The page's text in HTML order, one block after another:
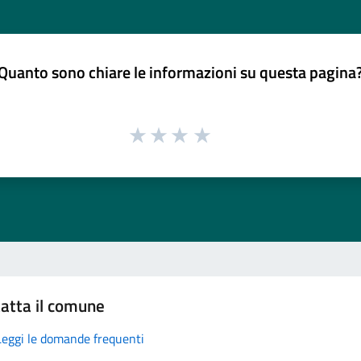
sono chiare le informazioni su questa
il comune
le domande frequenti